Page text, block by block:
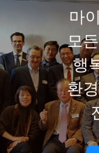
마
모
행
환